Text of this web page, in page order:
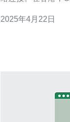
CN2服务器有许多
2025年4月22日